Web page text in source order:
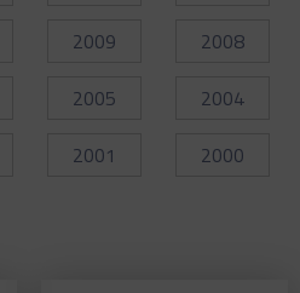
2009
2008
2005
2004
2001
2000